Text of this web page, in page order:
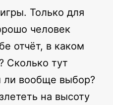
Только для
человек
отчёт, в каком
Сколько тут
ли вообще выбор?
на высоту